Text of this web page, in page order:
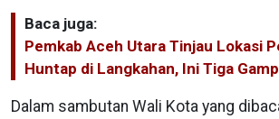
Baca juga:
Pemkab Aceh Utara Tinjau Lokasi
Huntap di Langkahan, Ini Tiga
Dalam sambutan Wali Kota yang